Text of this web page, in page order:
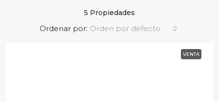
5 Propiedades
Ordenar por: Orden por defecto
VENTA